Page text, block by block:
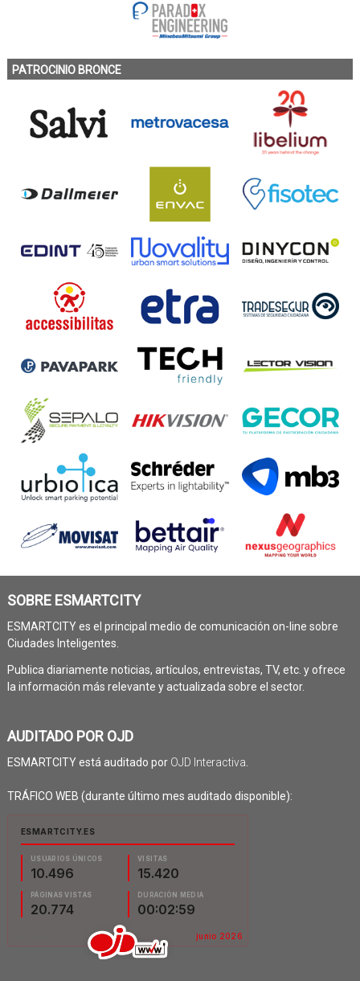
PATROCINIO BRONCE
SOBRE ESMARTCITY
ESMARTCITY es el principal medio de comunicación on-line sobre
Ciudades Inteligentes.
Publica diariamente noticias, artículos, entrevistas, TV, etc. y ofrece
la información más relevante y actualizada sobre el sector.
AUDITADO POR OJD
ESMARTCITY está auditado por OJD Interactiva
TRÁFICO WEB (durante último mes auditado disponible):